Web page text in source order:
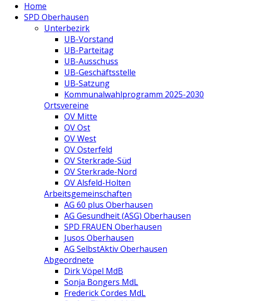
Home
SPD Oberhausen
Unterbezirk
UB-Vorstand
UB-Parteitag
UB-Ausschuss
UB-Geschäftsstelle
UB-Satzung
Kommunalwahlprogramm 2025-2030
Ortsvereine
OV Mitte
OV Ost
OV West
OV Osterfeld
OV Sterkrade-Süd
OV Sterkrade-Nord
OV Alsfeld-Holten
Arbeitsgemeinschaften
AG 60 plus Oberhausen
AG Gesundheit (ASG) Oberhausen
SPD FRAUEN Oberhausen
Jusos Oberhausen
AG SelbstAktiv Oberhausen
Abgeordnete
Dirk Vöpel MdB
Sonja Bongers MdL
Frederick Cordes MdL